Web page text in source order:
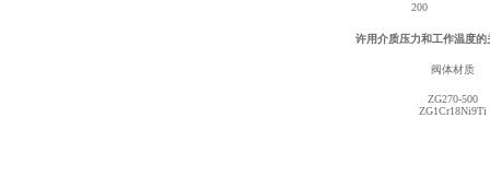
200
许用介质压力和工作温度的
阀体材质
ZG270-500
ZG1Cr18Ni9Ti